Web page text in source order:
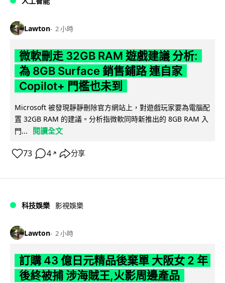
Lawton 2 小時
微軟刪走 32GB RAM 遊戲建議 分析:
為 8GB Surface 銷售鋪路 連自家
Copilot+ 門檻也未到
Microsoft 被發現靜靜刪除官方網站上，對遊戲玩家要為電腦配
置 32GB RAM 的建議。分析指微軟同時新推出的 8GB RAM 入
門...
閱讀全文
73 4 ↗ 分享
科技娛樂 影視娛樂
Lawton 2 小時
訂購 43 億日元精品後棄單 大阪女 2 年
後終被捕 涉海賊王,火影周邊產品